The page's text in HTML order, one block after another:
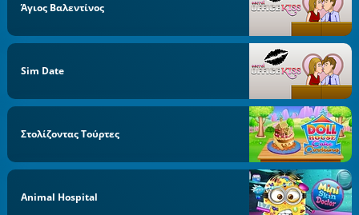
Άγιος Βαλεντίνος
Sim Date
Στολίζοντας Τούρτες
Animal Hospital